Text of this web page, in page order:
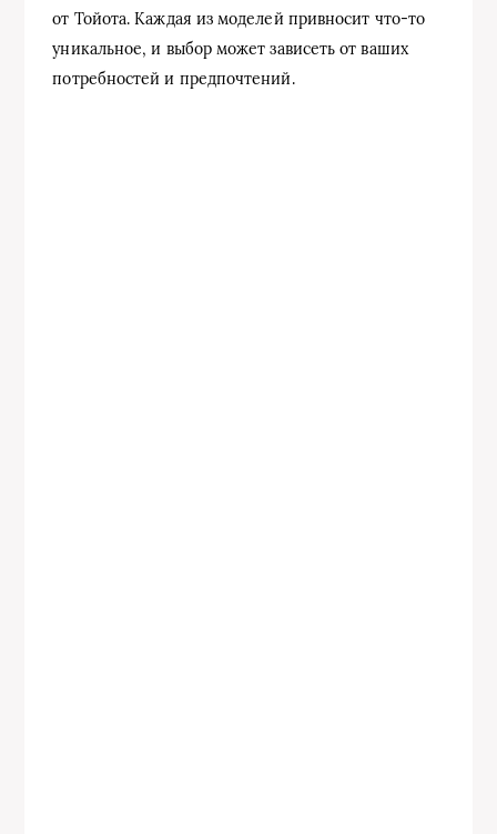
от Тойота. Каждая из моделей привносит что-то
уникальное, и выбор может зависеть от ваших
потребностей и предпочтений.